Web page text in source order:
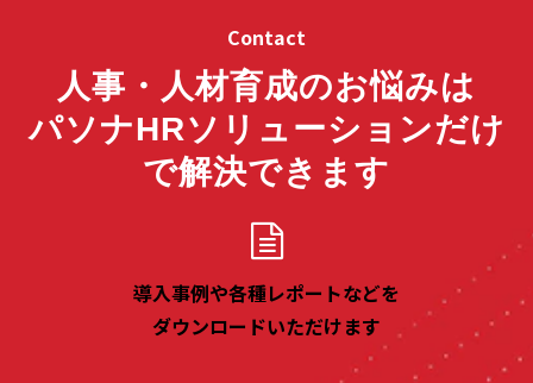
Contact
人事・人材育成のお悩みは
パソナHRソリューションだけ
で解決できます
導入事例や各種レポートなどを
ダウンロードいただけます